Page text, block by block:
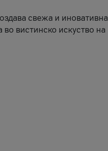
свежа и иновативна
во вистинско искуство на